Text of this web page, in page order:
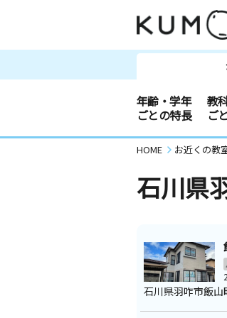
年齢・学年
ごとの特長
教
ご
HOME お近くの教
石川県
石川県羽咋市飯山